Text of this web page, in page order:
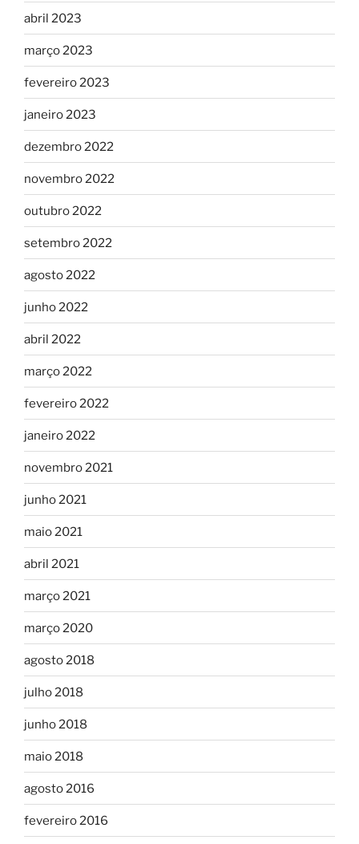
abril 2023
março 2023
fevereiro 2023
janeiro 2023
dezembro 2022
novembro 2022
outubro 2022
setembro 2022
agosto 2022
junho 2022
abril 2022
março 2022
fevereiro 2022
janeiro 2022
novembro 2021
junho 2021
maio 2021
abril 2021
março 2021
março 2020
agosto 2018
julho 2018
junho 2018
maio 2018
agosto 2016
fevereiro 2016